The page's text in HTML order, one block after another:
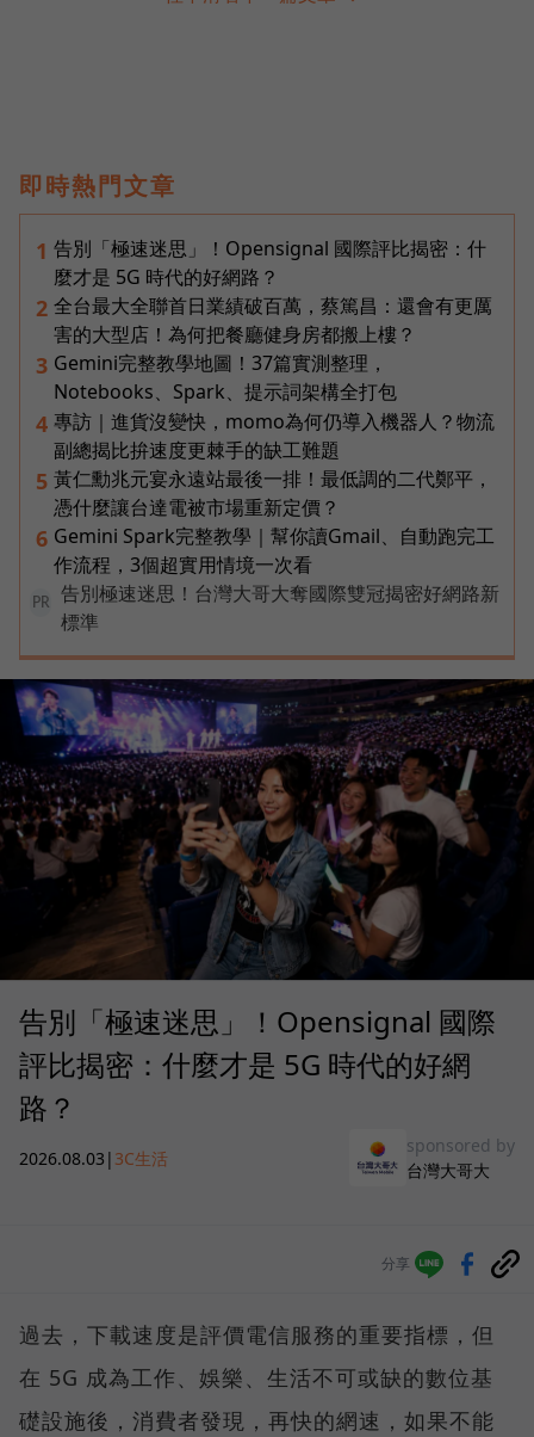
即時熱門文章
1 告別「極速迷思」！Opensignal 國際評比揭密：什
麼才是 5G 時代的好網路？
2 全台最大全聯首日業績破百萬，蔡篤昌：還會有更厲
害的大型店！為何把餐廳健身房都搬上樓？
3 Gemini完整教學地圖！37篇實測整理，
Notebooks、Spark、提示詞架構全打包
4 專訪｜進貨沒變快，momo為何仍導入機器人？物流
副總揭比拚速度更棘手的缺工難題
5 黃仁勳兆元宴永遠站最後一排！最低調的二代鄭平，
憑什麼讓台達電被市場重新定價？
6 Gemini Spark完整教學｜幫你讀Gmail、自動跑完工
作流程，3個超實用情境一次看
PR
告別極速迷思！台灣大哥大奪國際雙冠揭密好網路新
標準
告別「極速迷思」！Opensignal 國際
評比揭密：什麼才是 5G 時代的好網
路？
2026.08.03 | 3C生活
sponsored by
台灣大哥大
分享
過去，下載速度是評價電信服務的重要指標，但
在 5G 成為工作、娛樂、生活不可或缺的數位基
礎設施後，消費者發現，再快的網速，如果不能